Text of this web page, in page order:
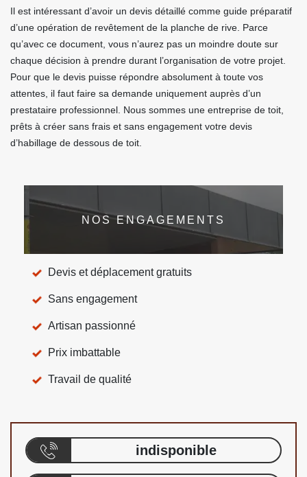
Il est intéressant d’avoir un devis détaillé comme guide préparatif
d’une opération de revêtement de la planche de rive. Parce
qu’avec ce document, vous n’aurez pas un moindre doute sur
chaque décision à prendre durant l’organisation de votre projet.
Pour que le devis puisse répondre absolument à toute vos
attentes, il faut faire sa demande uniquement auprès d’un
prestataire professionnel. Nous sommes une entreprise de toit,
prêts à créer sans frais et sans engagement votre devis
d’habillage de dessous de toit.
NOS ENGAGEMENTS
Devis et déplacement gratuits
Sans engagement
Artisan passionné
Prix imbattable
Travail de qualité
indisponible